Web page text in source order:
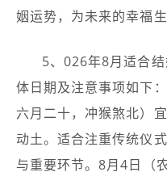
姻运势，为未来的幸福
5、026年8月适合
体日期及注意事项如下
六月二十，冲猴煞北）
动土。适合注重传统仪
与重要环节。8月4日（